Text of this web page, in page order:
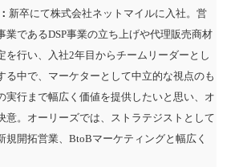
新卒にて株式会社ネットマイルに入社。営
業であるDSP事業の立ち上げや代理販売商材
を行い、入社2年目からチームリーダーとし
る中で、マーケターとして中立的な視点のも
実行まで幅広く価値を提供したいと思い、オ
意。オーリーズでは、ストラテジストとして
規開拓営業、BtoBマーケティングと幅広く